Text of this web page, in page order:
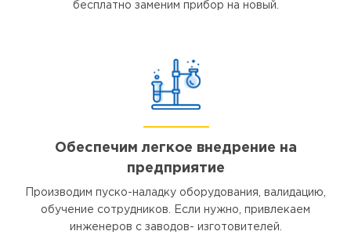
бесплатно заменим прибор на новый.
Обеспечим легкое внедрение на
предприятие
Производим пуско-наладку оборудования, валидацию,
обучение сотрудников. Если нужно, привлекаем
инженеров с заводов- изготовителей.